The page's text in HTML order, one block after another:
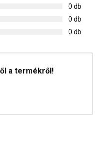
0 db
0 db
0 db
a termékről!